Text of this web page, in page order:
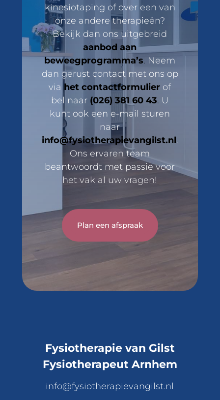
kinesiotaping of over een van
onze andere therapieën?
Bekijk dan ons uitgebreid
aanbod aan
beweegprogramma’s. Neem
dan gerust contact met ons op
via het contactformulier of
bel naar (026) 381 60 43. U
kunt ook een e-mail sturen
naar
info@fysiotherapievangilst.nl.
Ons ervaren team
beantwoordt met passie voor
het vak al uw vragen!
Plan een afspraak
Fysiotherapie van Gilst
Fysiotherapeut Arnhem
info@fysiotherapievangilst.nl